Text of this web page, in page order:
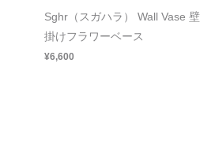
Sghr（スガハラ） Wall Vase 壁
掛けフラワーベース
¥6,600